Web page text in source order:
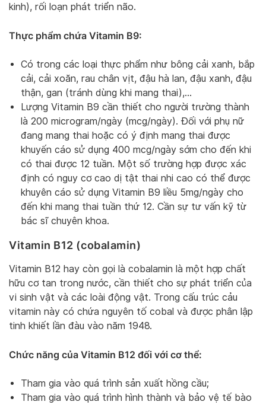
kinh), rối loạn phát triển não.
Thực phẩm chứa Vitamin B9:
Có trong các loại thực phẩm như bông cải xanh, bắp
cải, cải xoăn, rau chân vịt, đậu hà lan, đậu xanh, đậu
thận, gan (tránh dùng khi mang thai),…
Lượng Vitamin B9 cần thiết cho người trường thành
là 200 microgram/ngày (mcg/ngày). Đối với phụ nữ
đang mang thai hoặc có ý định mang thai được
khuyến cáo sử dụng 400 mcg/ngày sớm cho đến khi
có thai được 12 tuần. Một số trường hợp được xác
định có nguy cơ cao dị tật thai nhi cao có thể được
khuyên cáo sử dụng Vitamin B9 liều 5mg/ngày cho
đến khi mang thai tuần thứ 12. Cần sự tư vấn kỹ từ
bác sĩ chuyên khoa.
Vitamin B12 (cobalamin)
Vitamin B12 hay còn gọi là cobalamin là một hợp chất
hữu cơ tan trong nước, cần thiết cho sự phát triển của
vi sinh vật và các loài động vật. Trong cấu trúc cảu
vitamin này có chứa nguyên tố cobal và được phân lập
tinh khiết lần đàu vào năm 1948.
Chức năng của Vitamin B12 đối với cơ thể:
Tham gia vào quá trình sản xuất hồng cầu;
Tham gia vào quá trình hình thành và bảo vệ tế bào